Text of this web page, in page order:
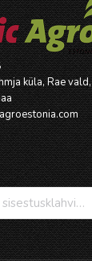
küla, Rae vald,